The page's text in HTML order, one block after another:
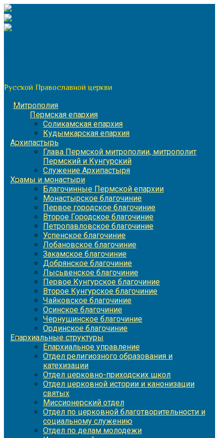
Перейти
к
содержимому
Русской Православной церкви
Митрополия
Пермская епархия
Соликамская епархия
Кудымкарская епархия
Архипастырь
Глава Пермской митрополии, митрополит
Пермский и Кунгурский
Служение Архипастыря
Храмы и монастыри
Благочинные Пермской епархии
Монастырское благочиние
Первое городское благочиние
Второе Городское благочиние
Петропавловское благочиние
Успенское благочиние
Лобановское благочиние
Закамское благочиние
Добрянское благочиние
Лысьвенское благочиние
Первое Кунгурское благочиние
Второе Кунгурское благочиние
Чайковское благочиние
Осинское благочиние
Чернушинское благочиние
Ординское благочиние
Епархиальные структуры
Епархиальное управление
Отдел религиозного образования и
катехизации
Отдел церковно-приходских школ
Отдел церковной истории и канонизации
святых
Миссионерский отдел
Отдел по церковной благотворительности и
социальному служению
Отдел по делам молодежи